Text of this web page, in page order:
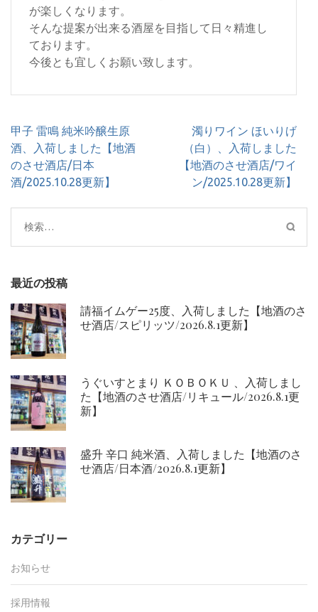
が楽しくなります。
そんな提案が出来る酒屋を目指して日々精進し
ております。
今後とも宜しくお願い致します。
投
稿
ナ
ビ
シ
ョ
甲子 雷鳴 純米吟醸生原
酒、入荷しました【地酒
のさせ酒店/日本
酒/2025.10.28更新】
濁りワイン ほいりげ
（白）、入荷しました
【地酒のさせ酒店/ワイ
ン/2025.10.28更新】
検
索:
最近の投稿
請福イムゲー25度、入荷しました【地酒のさ
せ酒店/スピリッツ/2026.8.1更新】
うぐいすとまり ＫＯＢＯＫＵ 、入荷しまし
た【地酒のさせ酒店/リキュール/2026.8.1更
新】
盛升 辛口 純米酒、入荷しました【地酒のさ
せ酒店/日本酒/2026.8.1更新】
カテゴリー
お知らせ
採用情報